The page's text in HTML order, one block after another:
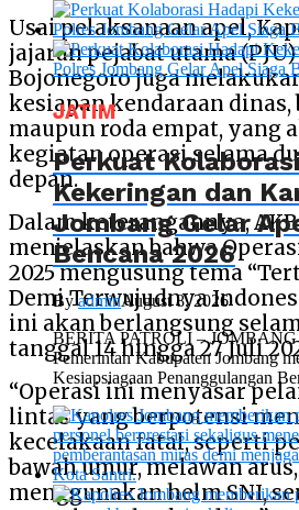
Usai pelaksanaan apel,
jajaran pejabat utama
Bojonegoro juga
kesiapan kendaraan dinas,
maupun roda empat, yang
kegiatan operasi selama
depan.
Dalam keterangannya,
menjelaskan bahwa
2025 mengusung tema
Demi Terwujudnya
ini akan berlangsung
tanggal 14 hingga 27 Juli
“Operasi ini menyasar
lintas yang berpotensi
kecelakaan fatal, seperti
bawah umur, melawan
menggunakan helm SNI,
JATIM
Perkuat
Kekeringan dan
Jombang Gelar
Bencana 2026
ByadminAugust 8, 2026
BERITA PATROLI – JOMBANG
Pemerintah Kabupaten Jombang
Kesiapsiagaan Penanggulangan